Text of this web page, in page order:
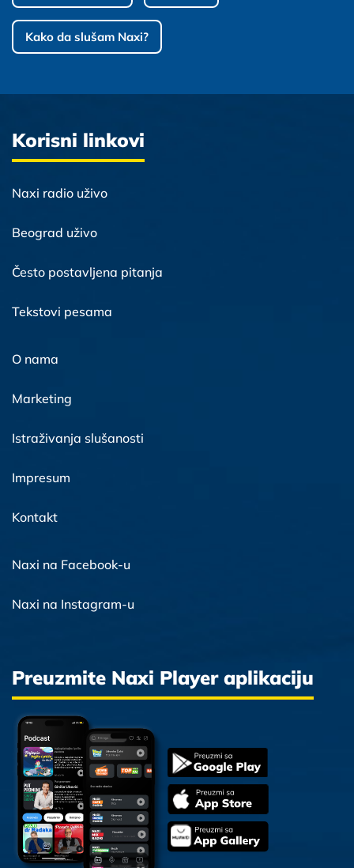
Kako da slušam Naxi?
Korisni linkovi
Naxi radio uživo
Beograd uživo
Često postavljena pitanja
Tekstovi pesama
O nama
Marketing
Istraživanja slušanosti
Impresum
Kontakt
Naxi na Facebook-u
Naxi na Instagram-u
Preuzmite Naxi Player aplikaciju